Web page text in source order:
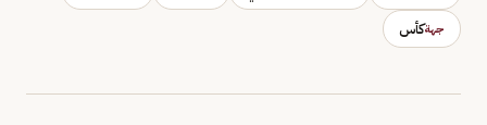
جهةكأس